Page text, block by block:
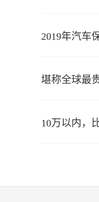
2019年汽车
堪称全球最
10万以内，